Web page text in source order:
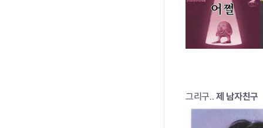
그리구.. 제 남자친구